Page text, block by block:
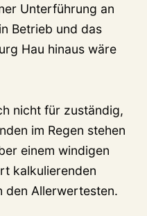
Unterführung an
Betrieb und das
Hau hinaus wäre
nicht für zuständig,
im Regen stehen
einem windigen
kalkulierenden
den Allerwertesten.